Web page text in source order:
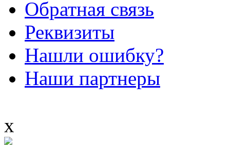
Обратная связь
Реквизиты
Нашли ошибку?
Наши партнеры
x